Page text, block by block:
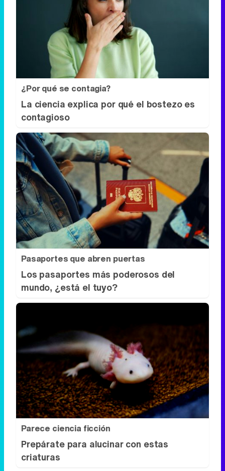
¿Por qué se contagia?
La ciencia explica por qué el bostezo es
contagioso
Pasaportes que abren puertas
Los pasaportes más poderosos del
mundo, ¿está el tuyo?
Parece ciencia ficción
Prepárate para alucinar con estas
criaturas